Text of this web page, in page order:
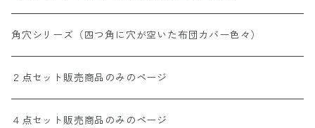
角穴シリーズ（四つ角に穴が空いた布団カバー色々）
２点セット販売商品のみのページ
４点セット販売商品のみのページ